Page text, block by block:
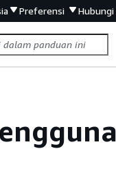
Preferensi Hubungi